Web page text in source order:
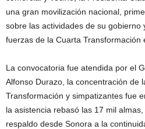
una gran movilización nacional,
sobre las actividades de su
fuerzas de la Cuarta Transformación
La convocatoria fue atendida por el
Alfonso Durazo, la concentración de
Transformación y simpatizantes fue
la asistencia rebasó las 17 mil
respaldo desde Sonora a la